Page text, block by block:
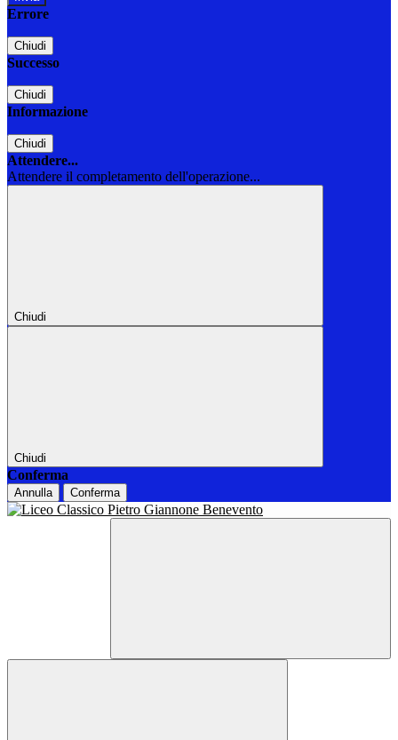
Errore
Chiudi
Successo
Chiudi
Informazione
Chiudi
Attendere...
Attendere il completamento dell'operazione...
Chiudi
Chiudi
Conferma
Annulla Conferma